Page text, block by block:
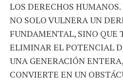
LOS DERECHOS
NO SOLO VULNERA UN
FUNDAMENTAL, SINO QUE
ELIMINAR EL POTENCIAL
UNA GENERACIÓN
CONVIERTE EN UN